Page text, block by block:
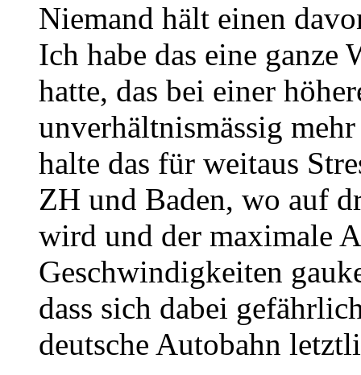
Niemand hält einen
Ich habe das eine ganze
hatte, das bei einer
unverhältnismässig
halte das für weitaus
ZH und Baden, wo auf
wird und der maximale
Geschwindigkeiten
dass sich dabei
deutsche Autobahn